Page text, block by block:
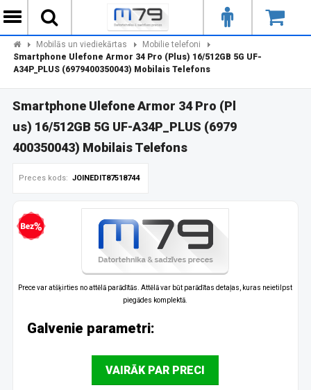
Mobilās un viediekārtas
Mobilie telefoni
Smartphone Ulefone Armor 34 Pro (Plus) 16/512GB 5G UF-
A34P_PLUS (6979400350043) Mobilais Telefons
Smartphone Ulefone Armor 34 Pro (Pl
us) 16/512GB 5G UF-A34P_PLUS (6979
400350043) Mobilais Telefons
Preces kods: JOINEDIT87518744
kredīts
Prece var atšķirties no attēlā parādītās. Attēlā var būt parādītas detaļas, kuras neietilpst
piegādes komplektā.
Galvenie parametri:
VAIRĀK PAR PRECI